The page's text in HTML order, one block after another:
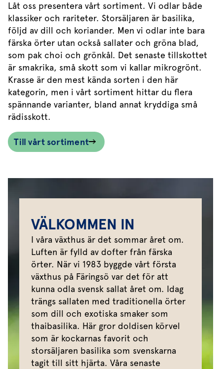
Låt oss presentera vårt sortiment. Vi odlar både
klassiker och rariteter. Storsäljaren är basilika,
följd av dill och koriander. Men vi odlar inte bara
färska örter utan också sallater och gröna blad,
som pak choi och grönkål. Det senaste tillskottet
är smakrika, små skott som vi kallar mikrogrönt.
Krasse är den mest kända sorten i den här
kategorin, men i vårt sortiment hittar du flera
spännande varianter, bland annat kryddiga små
rädisskott.
Till vårt sortiment
VÄLKOMMEN IN
I våra växthus är det sommar året om.
Luften är fylld av dofter från färska
örter. När vi 1983 byggde vårt första
växthus på Färingsö var det för att
kunna odla svensk sallat året om. Idag
trängs sallaten med traditionella örter
som dill och exotiska smaker som
thaibasilika. Här gror doldisen körvel
som är kockarnas favorit och
storsäljaren basilika som svenskarna
tagit till sitt hjärta. Våra senaste